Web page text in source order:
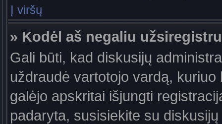
Į viršų
» Kodėl aš negaliu
Gali būti, kad diskusijų
uždraudė vartotojo vardą,
galėjo apskritai išjungti
padaryta, susisiekite su